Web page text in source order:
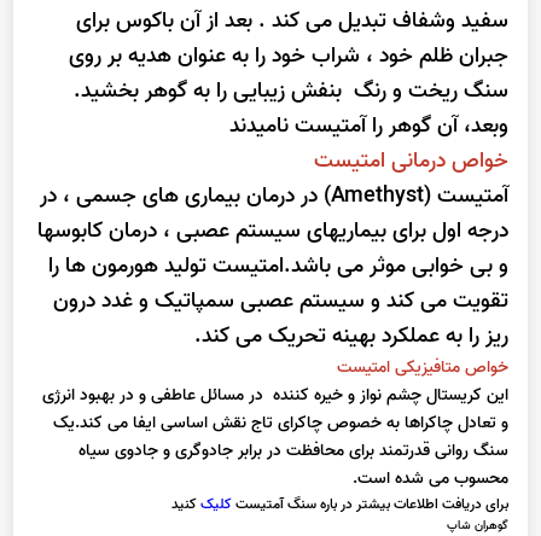
سفید وشفاف تبدیل می کند . بعد از آن باکوس برای
جبران ظلم خود ، شراب خود را به عنوان هدیه بر روی
سنگ ریخت و رنگ بنفش زیبایی را به گوهر بخشید.
وبعد، آن گوهر را آمتیست نامیدند
خواص درمانی امتیست
آمتیست (Amethyst) در درمان بیماری های جسمی ، در
درجه اول برای بیماریهای سیستم عصبی ، درمان کابوسها
و بی خوابی موثر می باشد.امتیست تولید هورمون ها را
تقویت می کند و سیستم عصبی سمپاتیک و غدد درون
ریز را به عملکرد بهینه تحریک می کند.
خواص متافیزیکی امتیست
این کریستال چشم نواز و خیره کننده در مسائل عاطفی و در بهبود انرژی
و تعادل چاکراها به خصوص چاکرای تاج نقش اساسی ایفا می کند.یک
سنگ روانی قدرتمند برای محافظت در برابر جادوگری و جادوی سیاه
محسوب می شده است.
برای دریافت اطلاعات بیشتر در باره سنگ آمتیستکلیککنید
گوهران شاپ